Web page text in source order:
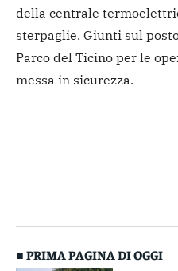
della centrale
sterpaglie. Giunti sul
Parco del Ticino per le
messa in sicurezza.
■ PRIMA PAGINA DI OGGI